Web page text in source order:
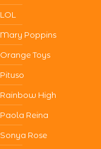
LOL
Mary Poppins
Orange Toys
Pituso
Rainbow High
Paola Reina
Sonya Rose